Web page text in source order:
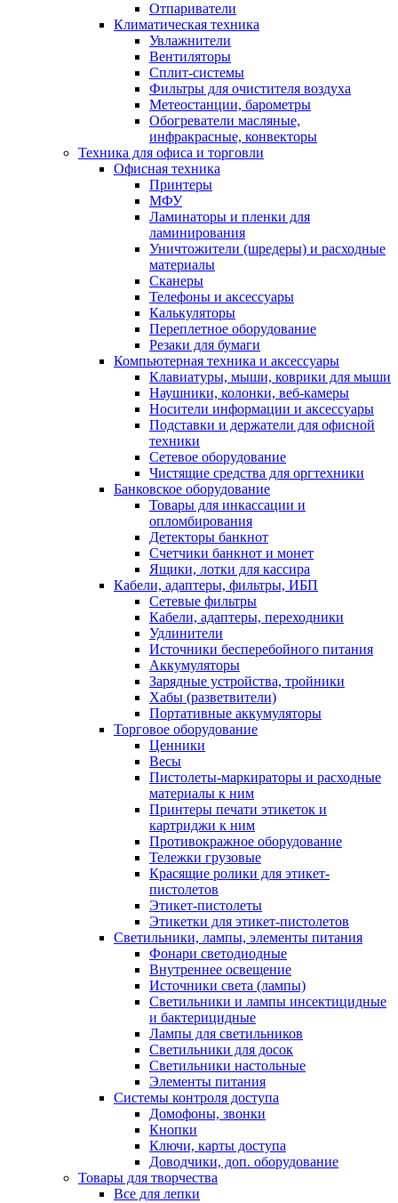
Отпариватели
Климатическая техника
Увлажнители
Вентиляторы
Сплит-системы
Фильтры для очистителя воздуха
Метеостанции, барометры
Обогреватели масляные,
инфракрасные, конвекторы
Техника для офиса и торговли
Офисная техника
Принтеры
МФУ
Ламинаторы и пленки для
ламинирования
Уничтожители (шредеры) и расходные
материалы
Сканеры
Телефоны и аксессуары
Калькуляторы
Переплетное оборудование
Резаки для бумаги
Компьютерная техника и аксессуары
Клавиатуры, мыши, коврики для мыши
Наушники, колонки, веб-камеры
Носители информации и аксессуары
Подставки и держатели для офисной
техники
Сетевое оборудование
Чистящие средства для оргтехники
Банковское оборудование
Товары для инкассации и
опломбирования
Детекторы банкнот
Счетчики банкнот и монет
Ящики, лотки для кассира
Кабели, адаптеры, фильтры, ИБП
Сетевые фильтры
Кабели, адаптеры, переходники
Удлинители
Источники бесперебойного питания
Аккумуляторы
Зарядные устройства, тройники
Хабы (разветвители)
Портативные аккумуляторы
Торговое оборудование
Ценники
Весы
Пистолеты-маркираторы и расходные
материалы к ним
Принтеры печати этикеток и
картриджи к ним
Противокражное оборудование
Тележки грузовые
Красящие ролики для этикет-
пистолетов
Этикет-пистолеты
Этикетки для этикет-пистолетов
Светильники, лампы, элементы питания
Фонари светодиодные
Внутреннее освещение
Источники света (лампы)
Светильники и лампы инсектицидные
и бактерицидные
Лампы для светильников
Светильники для досок
Светильники настольные
Элементы питания
Системы контроля доступа
Домофоны, звонки
Кнопки
Ключи, карты доступа
Доводчики, доп. оборудование
Товары для творчества
Все для лепки